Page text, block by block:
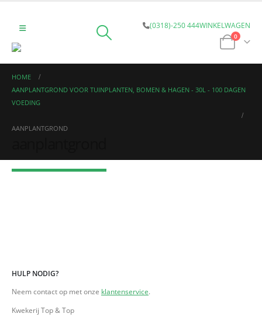
(0318)-250 444WINKELWAGEN
0
HOME
AANPLANTGROND VOOR TUINPLANTEN, BOMEN & HAGEN - 30L - 100 DAGEN
VOEDING
AANPLANTGROND
HULP NODIG?
Neem contact op met onze klantenservice.
Kwekerij Top & Top